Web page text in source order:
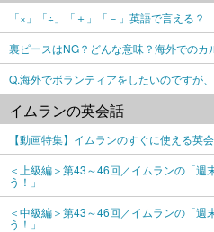
「×」「÷」「＋」「－」英語で言える？
裏ピースはNG？どんな意味？海外でのカ
Q.海外でボランティアをしたいのですが
イムランの英会話
【動画特集】イムランのすぐに使える英
＜上級編＞第43～46回／イムランの「週
う！」
＜中級編＞第43～46回／イムランの「週
う！」